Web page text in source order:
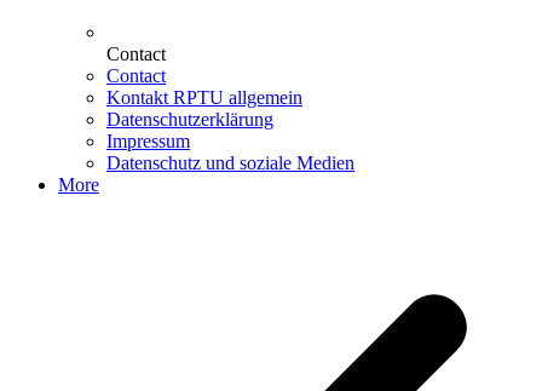
Contact
Contact
Kontakt RPTU allgemein
Datenschutzerklärung
Impressum
Datenschutz und soziale Medien
More